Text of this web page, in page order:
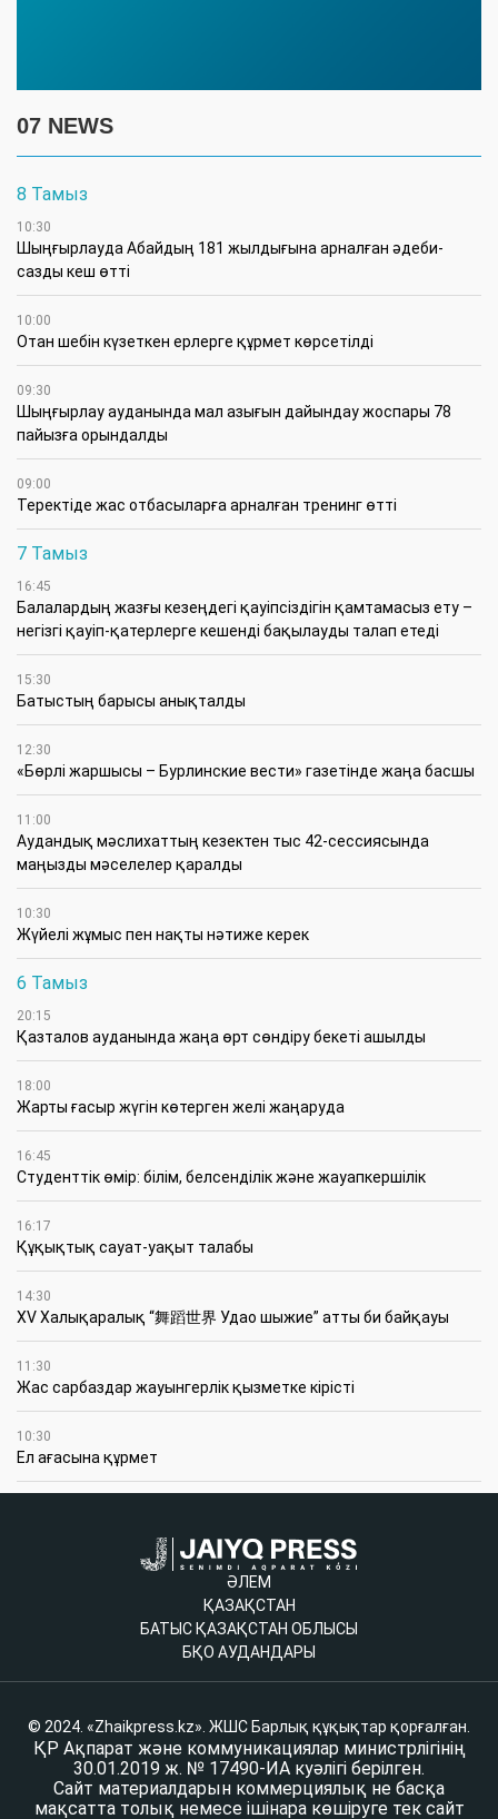
07 NEWS
8 Тамыз
10:30
Шыңғырлауда Абайдың 181 жылдығына арналған әдеби-
сазды кеш өтті
10:00
Отан шебін күзеткен ерлерге құрмет көрсетілді
09:30
​Шыңғырлау ауданында мал азығын дайындау жоспары 78
пайызға орындалды
09:00
​Теректіде жас отбасыларға арналған тренинг өтті
7 Тамыз
16:45
Балалардың жазғы кезеңдегі қауіпсіздігін қамтамасыз ету –
негізгі қауіп-қатерлерге кешенді бақылауды талап етеді
15:30
Батыстың барысы анықталды
12:30
«Бөрлі жаршысы – Бурлинские вести» газетінде жаңа басшы
11:00
Аудандық мәслихаттың кезектен тыс 42-сессиясында
маңызды мәселелер қаралды
10:30
Жүйелі жұмыс пен нақты нәтиже керек
6 Тамыз
20:15
Қазталов ауданында жаңа өрт сөндіру бекеті ашылды
18:00
Жарты ғасыр жүгін көтерген желі жаңаруда
16:45
Студенттік өмір: білім, белсенділік және жауапкершілік
16:17
Құқықтық сауат-уақыт талабы
14:30
XV Халықаралық “舞蹈世界 Удао шыжие” атты би байқауы
11:30
Жас сарбаздар жауынгерлік қызметке кірісті
10:30
Ел ағасына құрмет
ӘЛЕМ
ҚАЗАҚСТАН
БАТЫС ҚАЗАҚСТАН ОБЛЫСЫ
БҚО АУДАНДАРЫ
© 2024. «Zhaikpress.kz». ЖШС Барлық құқықтар қорғалған.
ҚР Ақпарат және коммуникациялар министрлігінің
30.01.2019 ж. № 17490-ИА куәлігі берілген.
Сайт материалдарын коммерциялық не басқа
мақсатта толық немесе ішінара көшіруге тек сайт